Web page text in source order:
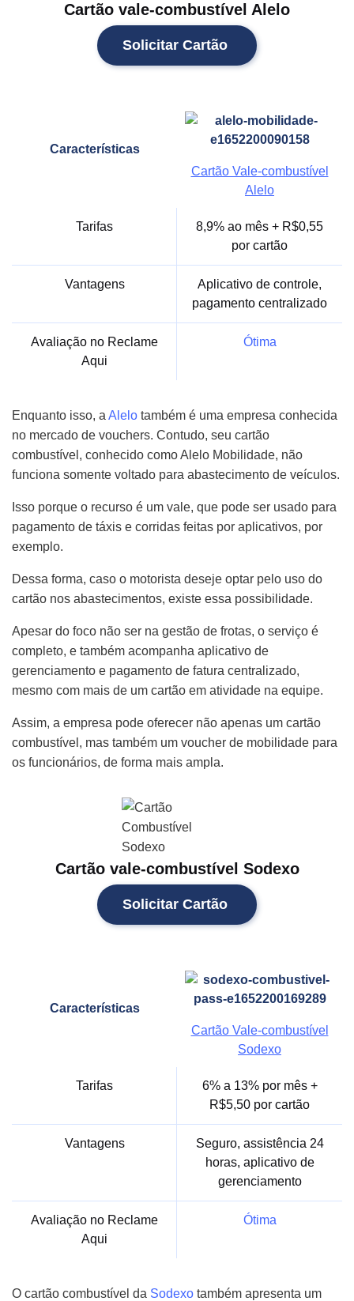
Cartão vale-combustível Alelo
Solicitar Cartão
Características
Cartão Vale-combustível
Alelo
Tarifas
8,9% ao mês + R$0,55
por cartão
Vantagens
Aplicativo de controle,
pagamento centralizado
Avaliação no Reclame
Aqui
Ótima
Enquanto isso, a Alelo também é uma empresa conhecida
no mercado de vouchers. Contudo, seu cartão
combustível, conhecido como Alelo Mobilidade, não
funciona somente voltado para abastecimento de veículos.
Isso porque o recurso é um vale, que pode ser usado para
pagamento de táxis e corridas feitas por aplicativos, por
exemplo.
Dessa forma, caso o motorista deseje optar pelo uso do
cartão nos abastecimentos, existe essa possibilidade.
Apesar do foco não ser na gestão de frotas, o serviço é
completo, e também acompanha aplicativo de
gerenciamento e pagamento de fatura centralizado,
mesmo com mais de um cartão em atividade na equipe.
Assim, a empresa pode oferecer não apenas um cartão
combustível, mas também um voucher de mobilidade para
os funcionários, de forma mais ampla.
Cartão vale-combustível Sodexo
Solicitar Cartão
Características
Cartão Vale-combustível
Sodexo
Tarifas
6% a 13% por mês +
R$5,50 por cartão
Vantagens
Seguro, assistência 24
horas, aplicativo de
gerenciamento
Avaliação no Reclame
Aqui
Ótima
O cartão combustível da Sodexo também apresenta um